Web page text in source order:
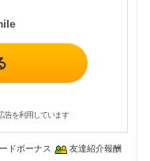
告を利用しています
ドボーナス 友達紹介報酬